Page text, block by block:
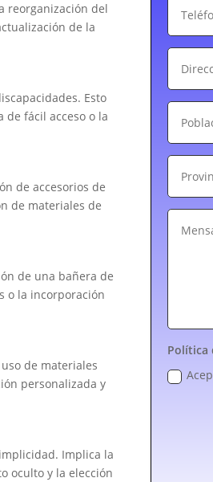
reorganización del
de la
Esto
fácil acceso o la
de accesorios de
de materiales de
de una bañera de
o la incorporación
de materiales
personalizada y
Implica la
oculto y la elección
Política